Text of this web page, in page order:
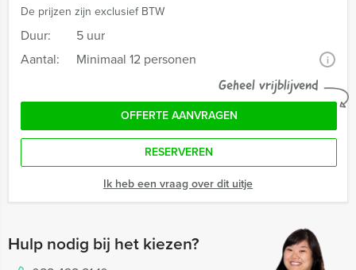
De prijzen zijn exclusief BTW
Duur:
5 uur
Aantal:
Minimaal 12 personen i
Geheel vrijblijvend
OFFERTE AANVRAGEN
RESERVEREN
Ik heb een vraag over dit uitje
Hulp nodig bij het kiezen?